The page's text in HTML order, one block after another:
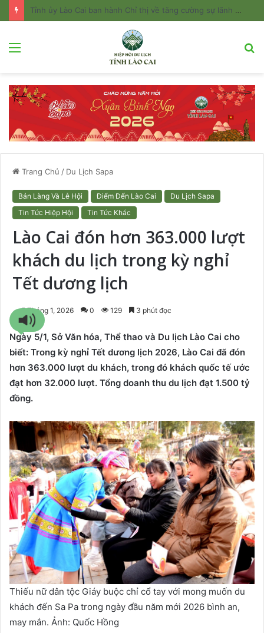
Vị khách thứ 10 triệu tại Fansipan nhận phần quà trị giá hơn 20 triệu đồng
Menu
Trang Chủ / Du Lịch Sapa
Bản Làng Và Lễ Hội Điểm Đến Lào Cai
Du Lịch Sapa
Tin Tức Hiệp Hội
Tin Tức Khác
Lào Cai đón hơn 363.000 lượt
khách du lịch trong kỳ nghỉ
Tết dương lịch
5 Tháng 1, 2026 0 129 3 phút đọc
Ngày 5/1, Sở Văn hóa, Thể thao và Du lịch Lào Cai cho
biết: Trong kỳ nghỉ Tết dương lịch 2026, Lào Cai đã đón
hơn 363.000 lượt du khách, trong đó khách quốc tế ước
đạt hơn 32.000 lượt. Tổng doanh thu du lịch đạt 1.500 tỷ
đồng.
Thiếu nữ dân tộc Giáy buộc chỉ cổ tay với mong muốn du
khách đến Sa Pa trong ngày đầu năm mới 2026 bình an,
may mắn. Ảnh: Quốc Hồng